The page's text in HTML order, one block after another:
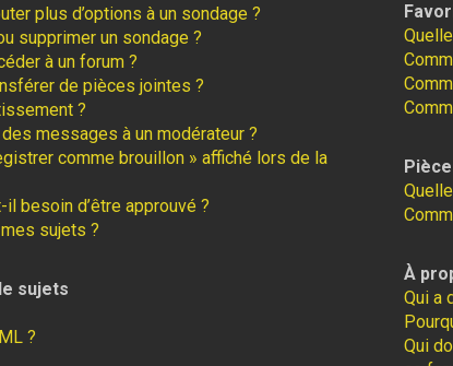
plus d’options à un sondage ?
supprimer un sondage ?
à un forum ?
de pièces jointes ?
?
messages à un modérateur ?
comme brouillon » affiché lors de la
besoin d’être approuvé ?
sujets ?
sujets
?
À
Qui a
Qui